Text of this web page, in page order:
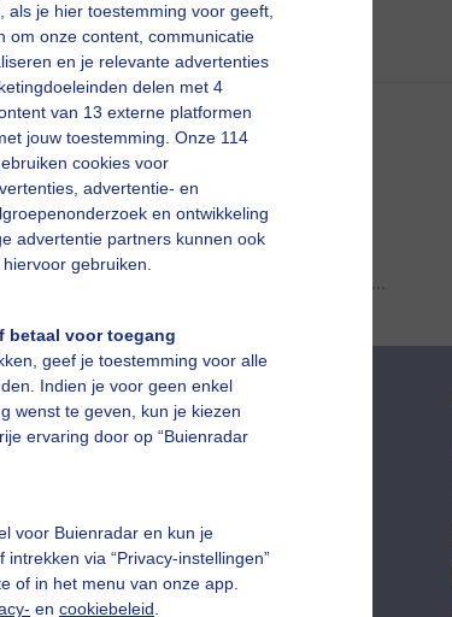
als je hier toestemming voor geeft,
om onze content, communicatie
en je relevante advertenties
delen met 4
van 13 externe platformen
jouw toestemming. Onze 114
cookies voor
advertentie- en
en ontwikkeling
advertentie partners kunnen ook
gebruiken.
betaal voor toegang
geef je toestemming voor alle
Indien je voor geen enkel
wenst te geven, kun je kiezen
ervaring door op “Buienradar
voor Buienradar en kun je
via “Privacy-instellingen”
of in het menu van onze app.
en cookiebeleid
Mijn weer
De Bilt